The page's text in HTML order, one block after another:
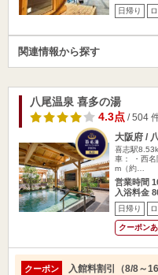
日帰り
関連情報から探す
八尾温泉 喜多の湯
4.3点/ 504
大阪府 /
喜志駅
車： ・西
m（約…
営業時間
入浴料金
日帰り
クーポンあ
クーポン 入館料割引（8/8～16